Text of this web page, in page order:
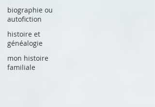
biographie ou
autofiction
histoire et
généalogie
mon histoire
familiale